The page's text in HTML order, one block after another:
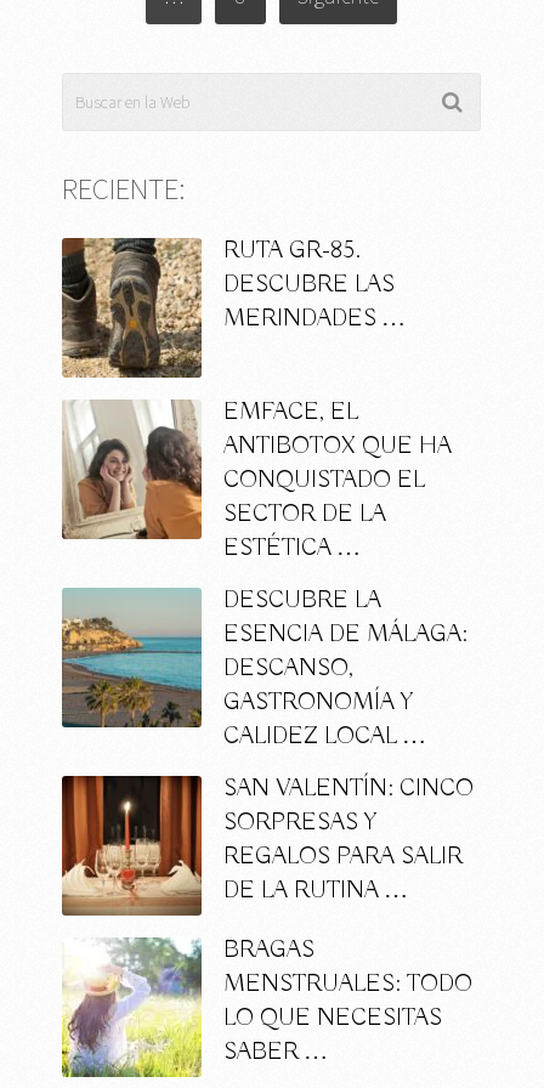
RECIENTE:
RUTA GR-85.
DESCUBRE LAS
MERINDADES …
EMFACE, EL
ANTIBOTOX QUE HA
CONQUISTADO EL
SECTOR DE LA
ESTÉTICA …
DESCUBRE LA
ESENCIA DE MÁLAGA:
DESCANSO,
GASTRONOMÍA Y
CALIDEZ LOCAL …
SAN VALENTÍN: CINCO
SORPRESAS Y
REGALOS PARA SALIR
DE LA RUTINA …
BRAGAS
MENSTRUALES: TODO
LO QUE NECESITAS
SABER …